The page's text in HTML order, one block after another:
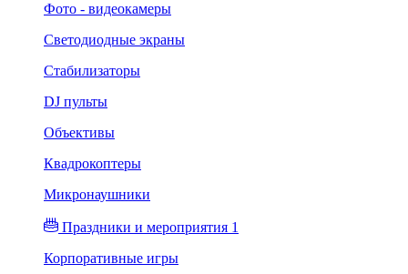
Фото - видеокамеры
Светодиодные экраны
Стабилизаторы
DJ пульты
Объективы
Квадрокоптеры
Микронаушники
Праздники и мероприятия 1
Корпоративные игры